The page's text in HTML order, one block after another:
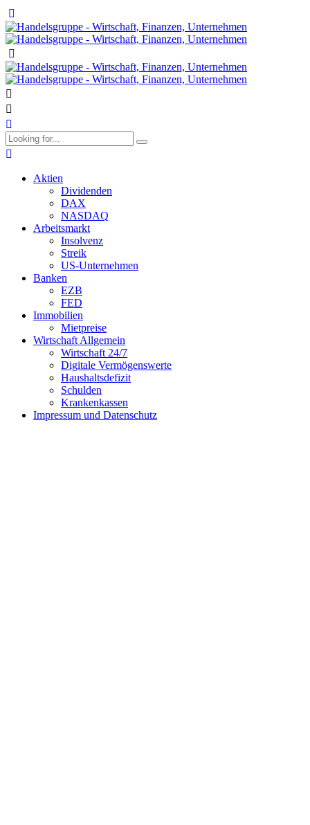
Aktien
Dividenden
DAX
NASDAQ
Arbeitsmarkt
Insolvenz
Streik
US-Unternehmen
Banken
EZB
FED
Immobilien
Mietpreise
Wirtschaft Allgemein
Wirtschaft 24/7
Digitale Vermögenswerte
Haushaltsdefizit
Schulden
Krankenkassen
Impressum und Datenschutz